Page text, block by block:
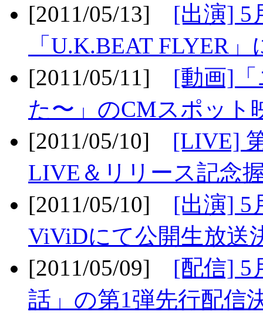
[2011/05/13] [出演] 5
「U.K.BEAT FLYER
[2011/05/11] [動画]
た〜」のCMスポット
[2011/05/10] [LIVE]
LIVE＆リリース記念
[2011/05/10] [出演] 5
ViViDにて公開生放送
[2011/05/09] [配信] 5
話」の第1弾先行配信